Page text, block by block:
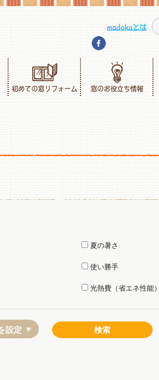
madokaとは
初めての窓リフォーム 窓のお役立ち情報
夏の暑さ
使い勝手
光熱費（省エネ性能
設定